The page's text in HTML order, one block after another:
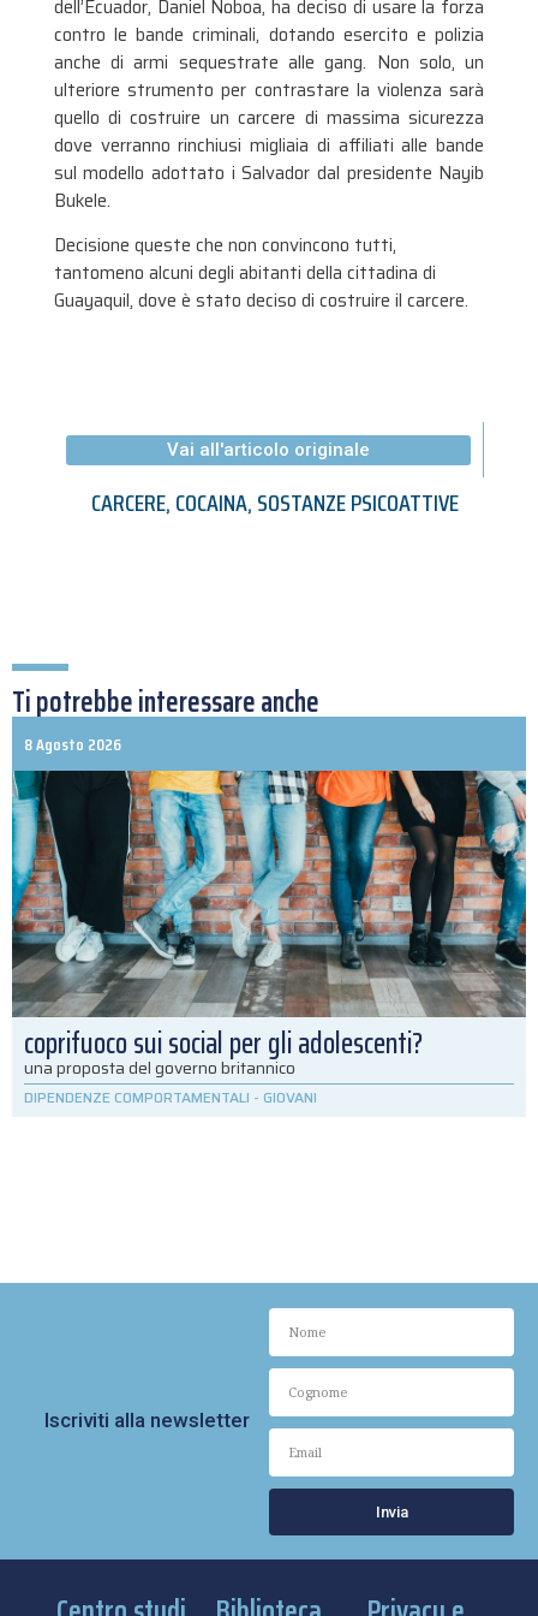
dell’Ecuador, Daniel Noboa, ha deciso di usare la forza
contro le bande criminali, dotando esercito e polizia
anche di armi sequestrate alle gang. Non solo, un
ulteriore strumento per contrastare la violenza sarà
quello di costruire un carcere di massima sicurezza
dove verranno rinchiusi migliaia di affiliati alle bande
sul modello adottato i Salvador dal presidente Nayib
Bukele.
Decisione queste che non convincono tutti,
tantomeno alcuni degli abitanti della cittadina di
Guayaquil, dove è stato deciso di costruire il carcere.
Vai all'articolo originale
CARCERE,COCAINA,SOSTANZE PSICOATTIVE
Ti potrebbe interessare anche
8 Agosto 2026
coprifuoco sui social per gli adolescenti?
una proposta del governo britannico
DIPENDENZE COMPORTAMENTALI - GIOVANI
Iscriviti alla newsletter
Invia